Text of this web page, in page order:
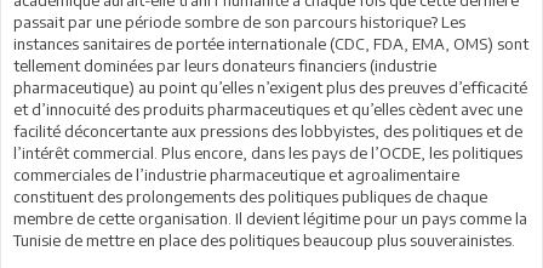
passait par une période sombre de son parcours historique? Les
instances sanitaires de portée internationale (CDC, FDA, EMA, OMS) sont
tellement dominées par leurs donateurs financiers (industrie
pharmaceutique) au point qu’elles n’exigent plus des preuves d’efficacité
et d’innocuité des produits pharmaceutiques et qu’elles cèdent avec une
facilité déconcertante aux pressions des lobbyistes, des politiques et de
l’intérêt commercial. Plus encore, dans les pays de l’OCDE, les politiques
commerciales de l’industrie pharmaceutique et agroalimentaire
constituent des prolongements des politiques publiques de chaque
membre de cette organisation. Il devient légitime pour un pays comme la
Tunisie de mettre en place des politiques beaucoup plus souverainistes.